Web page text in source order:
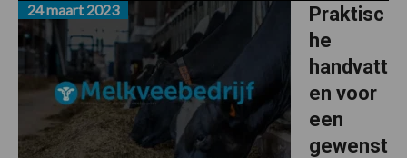
Praktisc
he
handvatt
en voor
een
gewenst
24 maart 2023